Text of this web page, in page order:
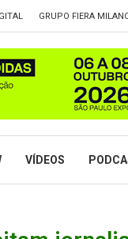
GRUPO FIERA
VÍDEOS